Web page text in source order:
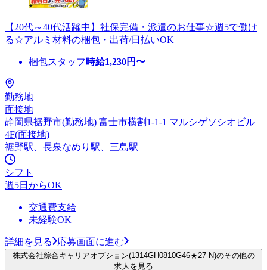
【20代～40代活躍中】社保完備・派遣のお仕事☆週5で働け
る☆アルミ材料の梱包・出荷/日払いOK
梱包スタッフ 時給1,230円〜
勤務地
面接地
静岡県裾野市(勤務地) 富士市横割1-1-1 マルシゲソシオビル
4F(面接地)
裾野駅、長泉なめり駅、三島駅
シフト
週5日からOK
交通費支給
未経験OK
詳細を見る 応募画面に進む
株式会社綜合キャリアオプション(1314GH0810G46★27-N)のその他の
求人を見る